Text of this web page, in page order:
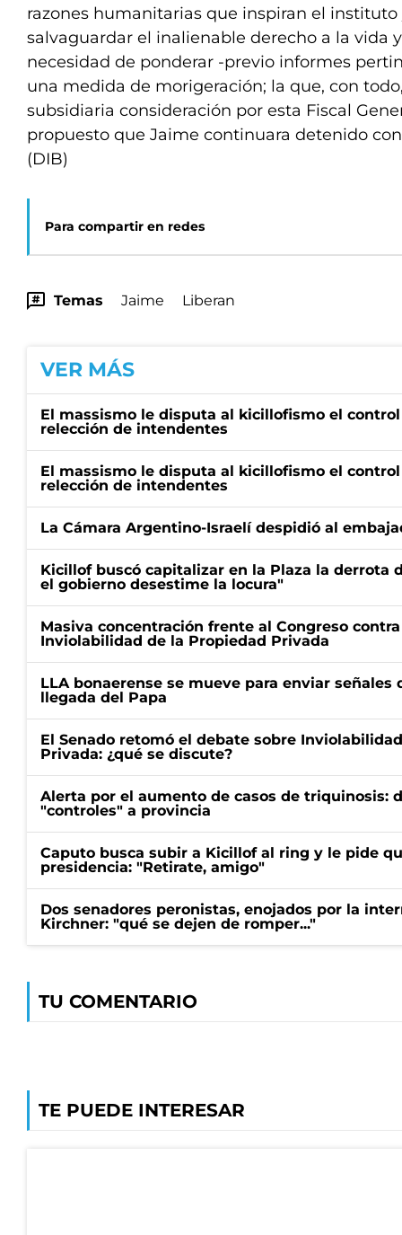
razones humanitarias que inspiran el instituto
salvaguardar el inalienable derecho a la vida
necesidad de ponderar -previo informes
una medida de morigeración; la que, con
subsidiaria consideración por esta Fiscal
propuesto que Jaime continuara detenido
(DIB)
Para compartir en redes
Temas Jaime Liberan
VER MÁS
El massismo le disputa al kicillofismo el
relección de intendentes
El massismo le disputa al kicillofismo el
relección de intendentes
La Cámara Argentino-Israelí despidió al
Kicillof buscó capitalizar en la Plaza la derrota
el gobierno desestime la locura"
Masiva concentración frente al Congreso
Inviolabilidad de la Propiedad Privada
LLA bonaerense se mueve para enviar señales
llegada del Papa
El Senado retomó el debate sobre
Privada: ¿qué se discute?
Alerta por el aumento de casos de triquinosis:
"controles" a provincia
Caputo busca subir a Kicillof al ring y le pide
presidencia: "Retirate, amigo"
Dos senadores peronistas, enojados por la
Kirchner: "qué se dejen de romper..."
TU COMENTARIO
TE PUEDE INTERESAR